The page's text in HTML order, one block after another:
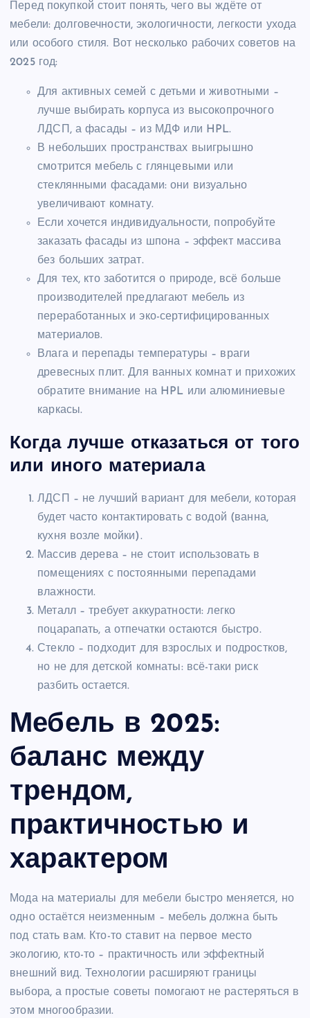
Перед покупкой стоит понять, чего вы ждёте от
мебели: долговечности, экологичности, легкости ухода
или особого стиля. Вот несколько рабочих советов на
2025 год:
Для активных семей с детьми и животными –
лучше выбирать корпуса из высокопрочного
ЛДСП, а фасады – из МДФ или HPL.
В небольших пространствах выигрышно
смотрится мебель с глянцевыми или
стеклянными фасадами: они визуально
увеличивают комнату.
Если хочется индивидуальности, попробуйте
заказать фасады из шпона – эффект массива
без больших затрат.
Для тех, кто заботится о природе, всё больше
производителей предлагают мебель из
переработанных и эко-сертифицированных
материалов.
Влага и перепады температуры – враги
древесных плит. Для ванных комнат и прихожих
обратите внимание на HPL или алюминиевые
каркасы.
Когда лучше отказаться от того
или иного материала
ЛДСП – не лучший вариант для мебели, которая
будет часто контактировать с водой (ванна,
кухня возле мойки).
Массив дерева – не стоит использовать в
помещениях с постоянными перепадами
влажности.
Металл – требует аккуратности: легко
поцарапать, а отпечатки остаются быстро.
Стекло – подходит для взрослых и подростков,
но не для детской комнаты: всё-таки риск
разбить остается.
Мебель в 2025:
баланс между
трендом,
практичностью и
характером
Мода на материалы для мебели быстро меняется, но
одно остаётся неизменным – мебель должна быть
под стать вам. Кто-то ставит на первое место
экологию, кто-то – практичность или эффектный
внешний вид. Технологии расширяют границы
выбора, а простые советы помогают не растеряться в
этом многообразии.